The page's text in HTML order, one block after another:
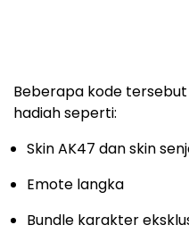
Beberapa kode
hadiah seperti:
Skin AK47 dan skin
Emote langka
Bundle karakter